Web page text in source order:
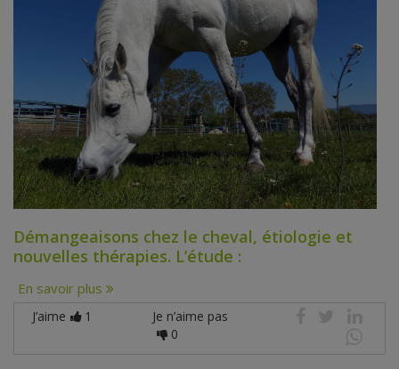
Démangeaisons chez le cheval, étiologie et
nouvelles thérapies. L’étude :
En savoir plus
J’aime 1
Je n’aime pas
0